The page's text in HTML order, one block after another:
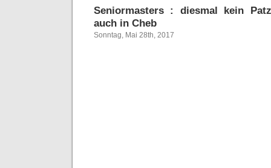
Seniormasters : diesmal kein
auch in Cheb
Sonntag, Mai 28th, 2017